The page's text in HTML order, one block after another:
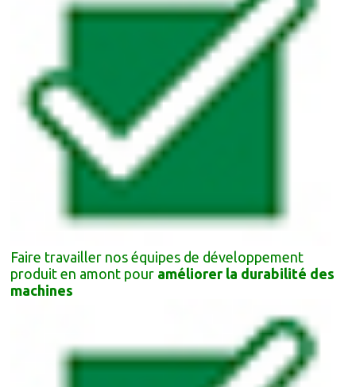
Faire travailler nos équipes de développement
produit en amont pour améliorer la durabilité des
machines